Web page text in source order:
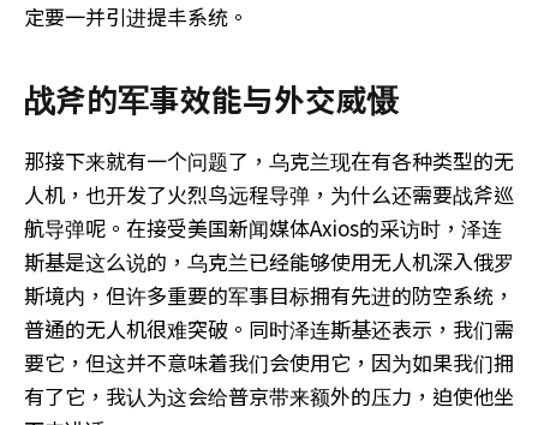
定要一并引进提丰系统。
战斧的军事效能与外交威慑
那接下来就有一个问题了，乌克兰现在有各种类型的无
人机，也开发了火烈鸟远程导弹，为什么还需要战斧巡
航导弹呢。在接受美国新闻媒体Axios的采访时，泽连
斯基是这么说的，乌克兰已经能够使用无人机深入俄罗
斯境内，但许多重要的军事目标拥有先进的防空系统，
普通的无人机很难突破。同时泽连斯基还表示，我们需
要它，但这并不意味着我们会使用它，因为如果我们拥
有了它，我认为这会给普京带来额外的压力，迫使他坐